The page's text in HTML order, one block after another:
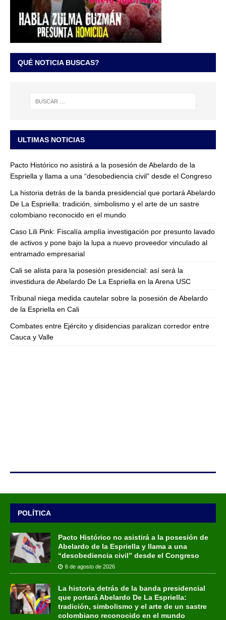
QUÉ NOTICIA BUSCAS?
ULTIMAS NOTICIAS
Pacto Histórico no asistirá a la posesión de Abelardo de la
Espriella y llama a una “desobediencia civil” desde el Congreso
La historia detrás de la banda presidencial que portará Abelardo
De La Espriella: tradición, simbolismo y el arte de un sastre
colombiano reconocido en el mundo
Caso Lili Pink: Fiscalía amplía investigación por presunto lavado
de activos y pone bajo la lupa a nuevo proveedor vinculado al
entramado empresarial
Cali se alista para la posesión presidencial: así será la
investidura de Abelardo De La Espriella en la Arena USC
Tribunal niega medida cautelar sobre la posesión de Abelardo
de la Espriella en Cali
Combates entre Ejército y disidencias paralizan corredor entre
Cauca y Valle
POLÍTICA
Pacto Histórico no asistirá a la posesión de
Abelardo de la Espriella y llama a una
“desobediencia civil” desde el Congreso
6 de agosto de 2026
La historia detrás de la banda presidencial
que portará Abelardo De La Espriella:
tradición, simbolismo y el arte de un sastre
colombiano reconocido en el mundo